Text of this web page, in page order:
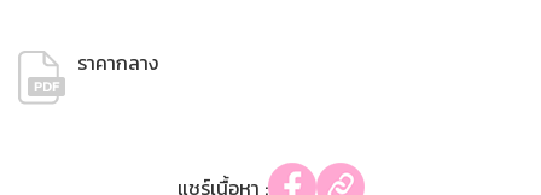
ราคากลาง
แชร์เนื้อหา :